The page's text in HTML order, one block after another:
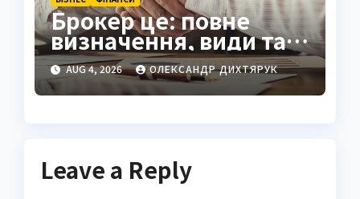
Брокер це: повне
визначення, види та
як обрати надійного
посередника
AUG 4, 2026 ОЛЕКСАНДР ДИХТЯРУК
Leave a Reply